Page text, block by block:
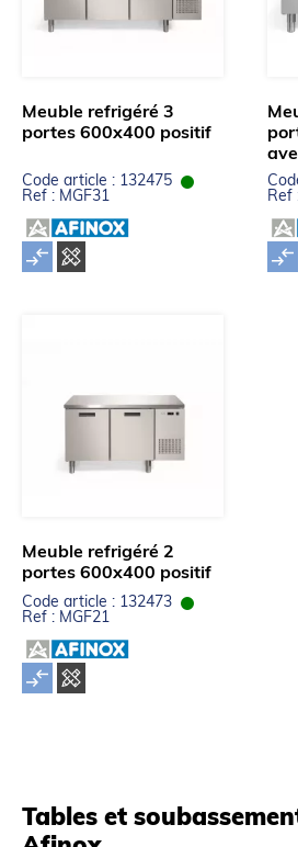
Meuble refrigéré 3
portes 600x400 positif
Code article : 132475
Ref : MGF31
Ref
Meuble refrigéré 2
portes 600x400 positif
Code article : 132473
Ref : MGF21
Tables et